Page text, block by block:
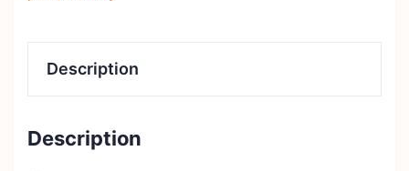
Description
Description